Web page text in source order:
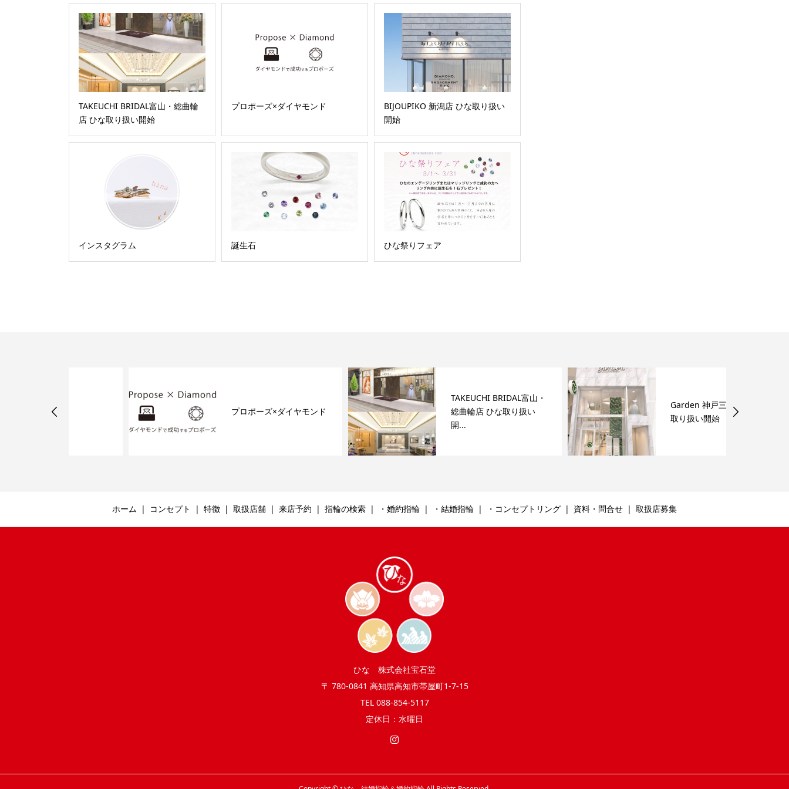
TAKEUCHI BRIDAL富山・総曲輪
店 ひな取り扱い開始
プロポーズ×ダイヤモンド
BIJOUPIKO 新潟店 ひな取り扱い
開始
インスタグラム 誕生石 ひな祭りフェア
プロポーズ×ダイヤモンド
TAKEUCHI BRIDAL富山・
総曲輪店 ひな取り扱い
開...
Garden 神戸三ノ宮 ひな
取り扱い開始
ホーム コンセプト 特徴 取扱店舗 来店予約 指輪の検索 ・婚約指輪 ・結婚指輪 ・コンセプトリング 資料・問合せ 取扱店募集
ひな 株式会社宝石堂
〒 780-0841 高知県高知市帯屋町1-7-15
TEL 088-854-5117
定休日：水曜日